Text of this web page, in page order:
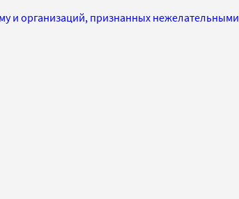
и организаций, признанных нежелательными